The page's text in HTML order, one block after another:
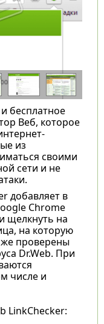
бесплатное
Веб, которое
из
своими
сети и не
добавляет в
Chrome
щелкнуть на
на которую
же проверены
Dr.Web. При
числе и
LinkChecker: